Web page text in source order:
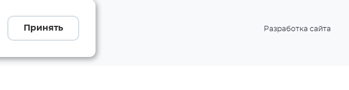
Разработка сайта
Принять